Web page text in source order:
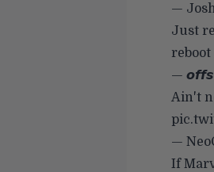
—
Just
reboot
—
Ain't
—
If